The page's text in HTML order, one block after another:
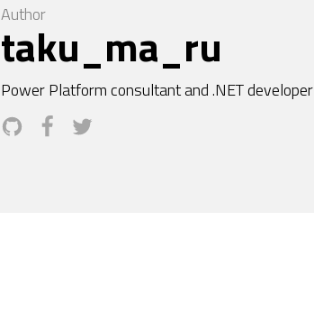
Author
taku_ma_ru
Power Platform consultant and .NET developer